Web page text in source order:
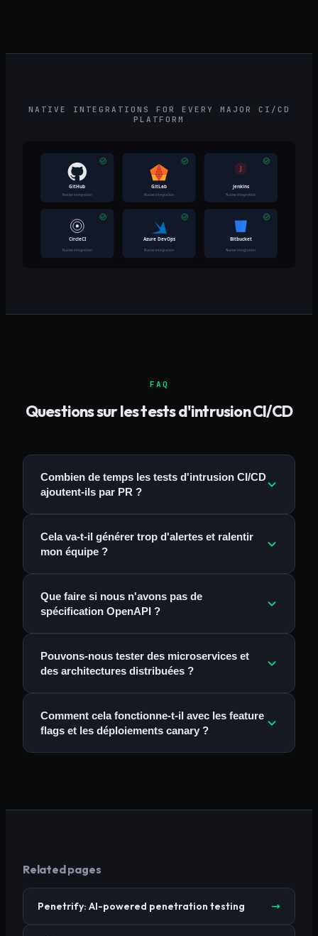
NATIVE INTEGRATIONS FOR EVERY MAJOR CI/CD
PLATFORM
FAQ
Questions sur les tests d'intrusion CI/CD
Combien de temps les tests d'intrusion CI/CD
ajoutent-ils par PR ?
Cela va-t-il générer trop d'alertes et ralentir
mon équipe ?
Que faire si nous n'avons pas de
spécification OpenAPI ?
Pouvons-nous tester des microservices et
des architectures distribuées ?
Comment cela fonctionne-t-il avec les feature
flags et les déploiements canary ?
Related pages
Penetrify: AI-powered penetration testing